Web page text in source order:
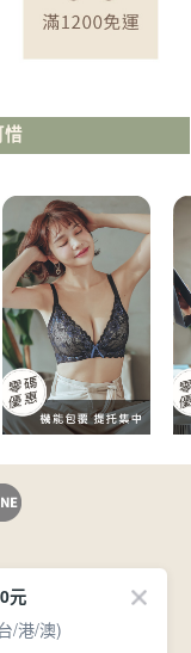
惜
元
/港/澳)